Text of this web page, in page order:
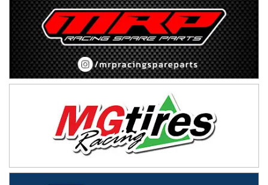
TUCUMANO - F5
Juan Navarro (Asfalto)
El Timbó (Tucumán)
COBERTURA ESPECIAL DE E-KART.COM.AR
08/09-AGO
IAME SERIES ARGENTINA 6
Baradero (Buenos Aires)
Ciudad de Trenque Lauquen (Asfalto)
Trenque Lauquen (Buenos Aires)
ENTRERRIANO - F6 (POSTERGADA)